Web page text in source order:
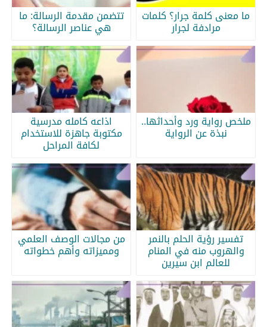
ما معنى كلمة جرار؟ كلمات
مرادفة لجرار
تتضمن مقدمة الرسالة: ما
هي عناصر الرسالة؟
ملخص رواية ورد وأحداثها..
نبذة عن الرواية
اذاعه كامله مدرسية
مكتوبة جاهزة للاستخدام
لكافة المراحل
تفسير رؤية الحلم بالنمر
والهروب منه في المنام
للعالم ابن سيرين
من مجالات الوصف العلمي
ومميزاته وأهم خطواته